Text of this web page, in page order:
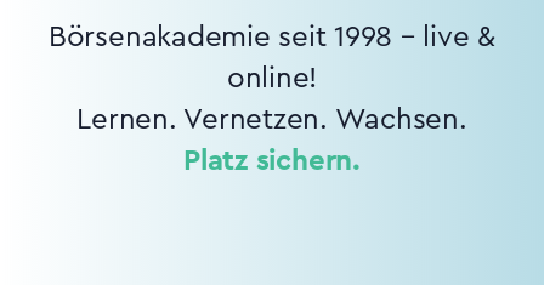
Börsenakademie seit 1998 – live &
online!
Lernen. Vernetzen. Wachsen.
Platz sichern.